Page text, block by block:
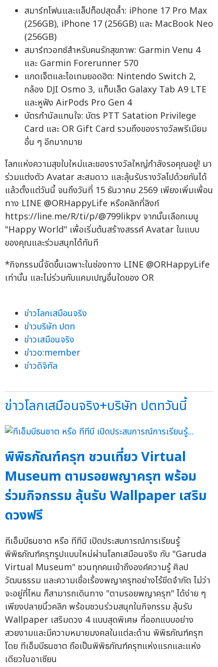
สมาร์ทโฟนและแล็ปท็อปสุดล้ำ: iPhone 17 Pro Max
(256GB), iPhone 17 (256GB) และ MacBook Neo
(256GB)
สมาร์ทวอทช์สำหรับคนรักสุขภาพ: Garmin Venu 4
และ Garmin Forerunner 570
แกดเจ็ตและไอเทมยอดฮิต: Nintendo Switch 2,
กล้อง DJI Osmo 3, แท็บเล็ต Galaxy Tab A9 LTE
และหูฟัง AirPods Pro Gen 4
บัตรกำนัลแทนใจ: บัตร PTT Satation Privilege
Card และ OR Gift Card รวมถึงของรางวัลพรีเมียม
อื่น ๆ อีกมากมาย
โลกแห่งความสุขใบใหม่และของรางวัลใหญ่กำลังรอคุณอยู่! มา
ร่วมแต่งตัว Avatar สะสมดาว และลุ้นรับรางวัลไปด้วยกันได้
แล้วตั้งแต่วันนี้ จนถึงวันที่ 15 ธันวาคม 2569 เพียงเพิ่มเพื่อน
ทาง LINE @ORHappyLife หรือคลิกที่ลิงก์
https://line.me/R/ti/p/@799likpv จากนั้นเลือกเมนู
"Happy World" เพื่อเริ่มต้นสร้างสรรค์ Avatar ในแบบ
ของคุณและร่วมสนุกได้ทันที
*กิจกรรมนี้จัดขึ้นเฉพาะในช่องทาง LINE @ORHappyLife
เท่านั้น และไม่ร่วมกับแคมเปญอื่นใดของ OR
ข่าวโลกเสมือนจริง
ข่าวบริษัท ปตท
ข่าวเสมือนจริง
ข่าวo:member
ข่าวดิจิทัล
ข่าวโลกเสมือนจริง+บริษัท ปตทวันนี้
พิพิธภัณฑ์ครุฑ ชวนเที่ยว Virtual
Museum ตามรอยพญาครุฑ พร้อม
ร่วมกิจกรรม ลุ้นรับ Wallpaper เสริม
ดวงฟรี
ทีเอ็มบีธนชาต หรือ ทีทีบี เปิดประสบการณ์การเรียนรู้
พิพิธภัณฑ์ครุฑรูปแบบใหม่ผ่านโลกเสมือนจริง กับ "Garuda
Virtual Museum" ชวนทุกคนเข้าถึงองค์ความรู้ ศิลป
วัฒนธรรม และความเชื่อเรื่องพญาครุฑอย่างไร้ขีดจำกัด ไม่ว่า
จะอยู่ที่ไหน ก็สามารถเดินทาง "ตามรอยพญาครุฑ" ได้ง่าย ๆ
เพียงปลายนิ้วคลิก พร้อมชวนร่วมสนุกในกิจกรรม ลุ้นรับ
Wallpaper เสริมดวง 4 แบบสุดพิเศษ ที่ออกแบบอย่าง
สวยงามและมีความหมายมงคลในแต่ละด้าน พิพิธภัณฑ์ครุฑ
โดย ทีเอ็มบีธนชาต ถือเป็นพิพิธภัณฑ์ครุฑแห่งแรกและแห่ง
เดียวในอาเซียน